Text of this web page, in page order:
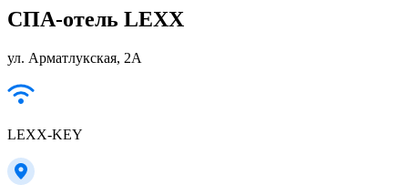
СПА-отель LEXX
ул. Арматлукская, 2А
LEXX-KEY